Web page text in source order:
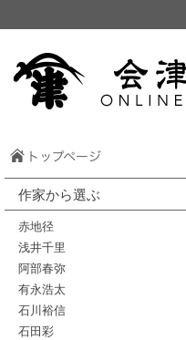
作家から選ぶ
赤地径
浅井千里
阿部春弥
有永浩太
石川裕信
石田彩